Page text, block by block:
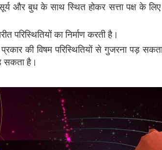
और बुध के साथ स्थित होकर सत्ता पक्ष के लिए
परिस्थितियों का निर्माण करती है।
की विषम परिस्थितियों से गुजरना पड़
सकता है।